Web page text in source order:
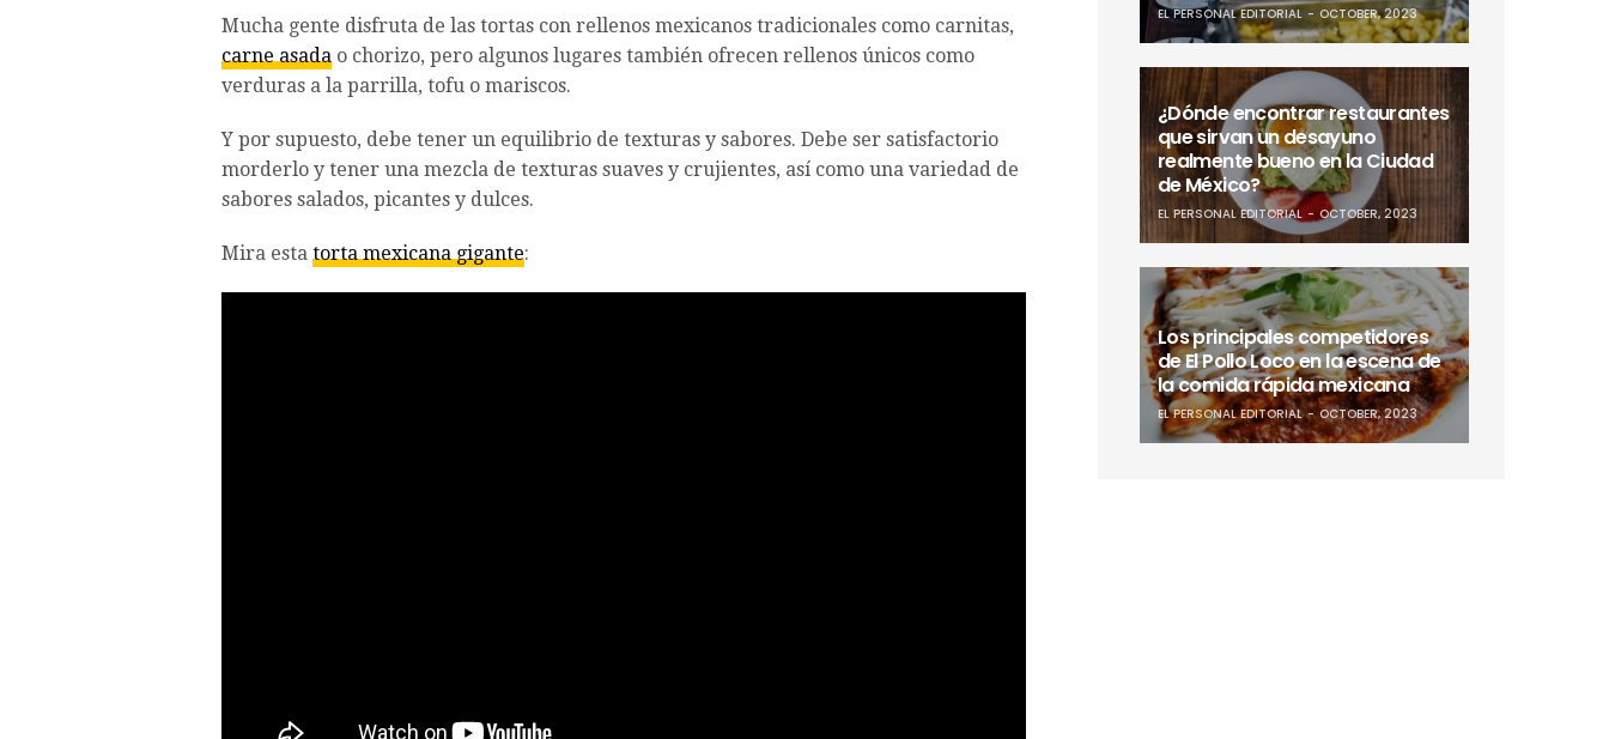
Mucha gente disfruta de las tortas con rellenos mexicanos tradicionales como carnitas,
carne asada o chorizo, pero algunos lugares también ofrecen rellenos únicos como
verduras a la parrilla, tofu o mariscos.
Y por supuesto, debe tener un equilibrio de texturas y sabores. Debe ser satisfactorio
morderlo y tener una mezcla de texturas suaves y crujientes, así como una variedad de
sabores salados, picantes y dulces.
Mira esta torta mexicana gigante:
EL PERSONAL EDITORIAL OCTOBER, 2023
¿Dónde encontrar restaurantes
que sirvan un desayuno
realmente bueno en la Ciudad
de México?
EL PERSONAL EDITORIAL OCTOBER, 2023
Los principales competidores
de El Pollo Loco en la escena de
la comida rápida mexicana
EL PERSONAL EDITORIAL OCTOBER, 2023